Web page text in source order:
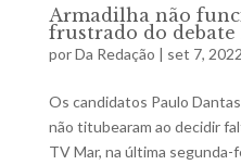
Armadilha não
frustrado do debate
porDa Redação | set 7, 2022
Os candidatos Paulo
não titubearam ao decidir
TV Mar, na última segunda-